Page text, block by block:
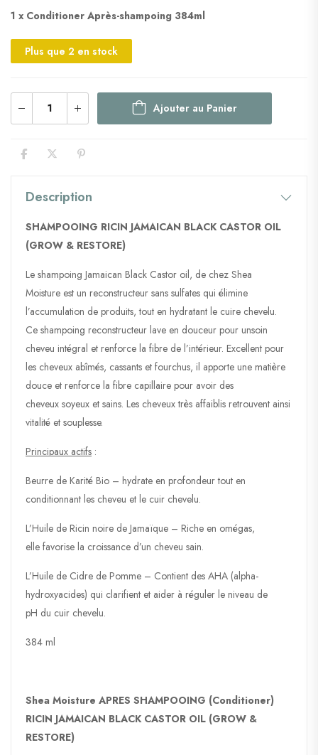
1 x Conditioner Après-shampoing 384ml
Plus que 2 en stock
Ajouter au Panier
Description
SHAMPOOING RICIN JAMAICAN BLACK CASTOR OIL
(GROW & RESTORE)
Le shampoing Jamaican Black Castor oil, de chez Shea
Moisture est un reconstructeur sans sulfates qui élimine
l’accumulation de produits, tout en hydratant le cuire chevelu.
Ce shampoing reconstructeur lave en douceur pour unsoin
cheveu intégral et renforce la fibre de l’intérieur. Excellent pour
les cheveux abîmés, cassants et fourchus, il apporte une matière
douce et renforce la fibre capillaire pour avoir des
cheveux soyeux et sains. Les cheveux très affaiblis retrouvent ainsi
vitalité et souplesse.
Principaux actifs :
Beurre de Karité Bio – hydrate en profondeur tout en
conditionnant les cheveu et le cuir chevelu.
L’Huile de Ricin noire de Jamaïque – Riche en omégas,
elle favorise la croissance d’un cheveu sain.
L’Huile de Cidre de Pomme – Contient des AHA (alpha-
hydroxyacides) qui clarifient et aider à réguler le niveau de
pH du cuir chevelu.
384 ml
Shea Moisture APRES SHAMPOOING (Conditioner)
RICIN JAMAICAN BLACK CASTOR OIL (GROW &
RESTORE)